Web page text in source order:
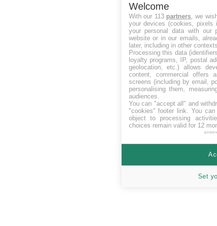
Welcome
With our 113 partners , we
your devices (cookies, pixels
your personal data with our
website or in our emails,
later, including in other
Processing this data
loyalty programs, IP, postal
geolocation, etc.) allows
content, commercial offers
screens (including by email,
personalising them,
audiences.
You can "accept all" and
"cookies" footer link . You
object to processing
choices remain valid for 12
Set